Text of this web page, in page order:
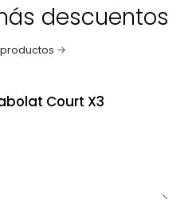
descuentos
Court X3